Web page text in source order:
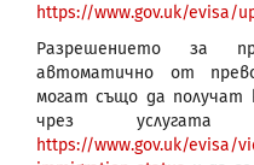
https://www.gov.uk/evisa/
Разрешението за
автоматично от
могат също да получат
чрез
https://www.gov.uk/evisa/